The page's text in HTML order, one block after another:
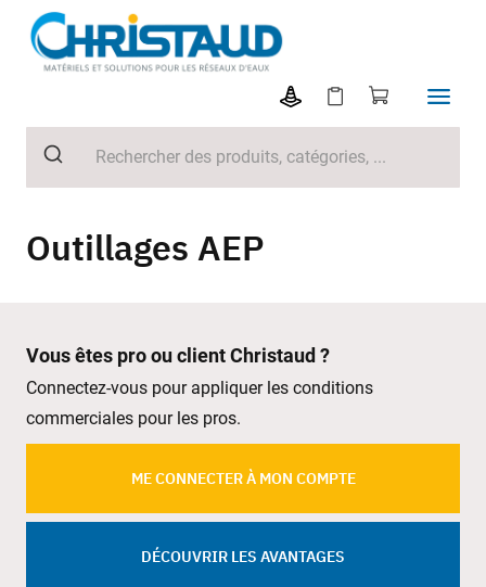
Outillages AEP
Vous êtes pro ou client Christaud ?
Connectez-vous pour appliquer les conditions
commerciales pour les pros.
ME CONNECTER À MON COMPTE
DÉCOUVRIR LES AVANTAGES